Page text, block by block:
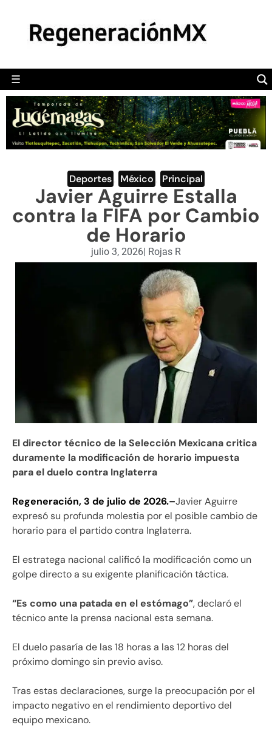
☰
POLÍTICA
CAMALEÓN
OPINIÓN
DEPORTES
ENGLISH SECTION
VIDEOS
Deportes México Principal
Javier Aguirre Estalla
contra la FIFA por Cambio
de Horario
julio 3, 2026| Rojas R
El director técnico de la Selección Mexicana critica
duramente la modificación de horario impuesta
para el duelo contra Inglaterra
Regeneración, 3 de julio de 2026.–Javier Aguirre
expresó su profunda molestia por el posible cambio de
horario para el partido contra Inglaterra.
El estratega nacional calificó la modificación como un
golpe directo a su exigente planificación táctica.
“Es como una patada en el estómago”, declaró el
técnico ante la prensa nacional esta semana.
El duelo pasaría de las 18 horas a las 12 horas del
próximo domingo sin previo aviso.
Tras estas declaraciones, surge la preocupación por el
impacto negativo en el rendimiento deportivo del
equipo mexicano.